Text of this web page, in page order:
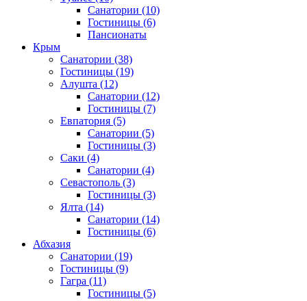
Санатории (10)
Гостиницы (6)
Пансионаты
Крым
Санатории (38)
Гостиницы (19)
Алушта (12)
Санатории (12)
Гостиницы (7)
Евпатория (5)
Санатории (5)
Гостиницы (3)
Саки (4)
Санатории (4)
Севастополь (3)
Гостиницы (3)
Ялта (14)
Санатории (14)
Гостиницы (6)
Абхазия
Санатории (19)
Гостиницы (9)
Гагра (11)
Гостиницы (5)